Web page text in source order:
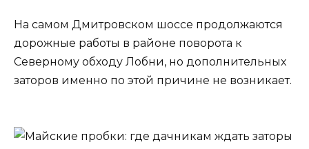
На самом Дмитровском шоссе продолжаются
дорожные работы в районе поворота к
Северному обходу Лобни, но дополнительных
заторов именно по этой причине не возникает.